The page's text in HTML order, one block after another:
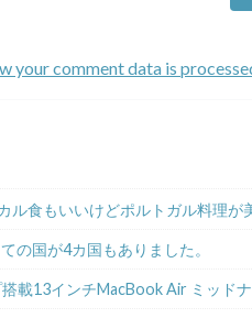
your comment data is
ル食もいいけどポルトガル料理が
の国が4カ国もありました。
載13インチMacBook Air ミッド